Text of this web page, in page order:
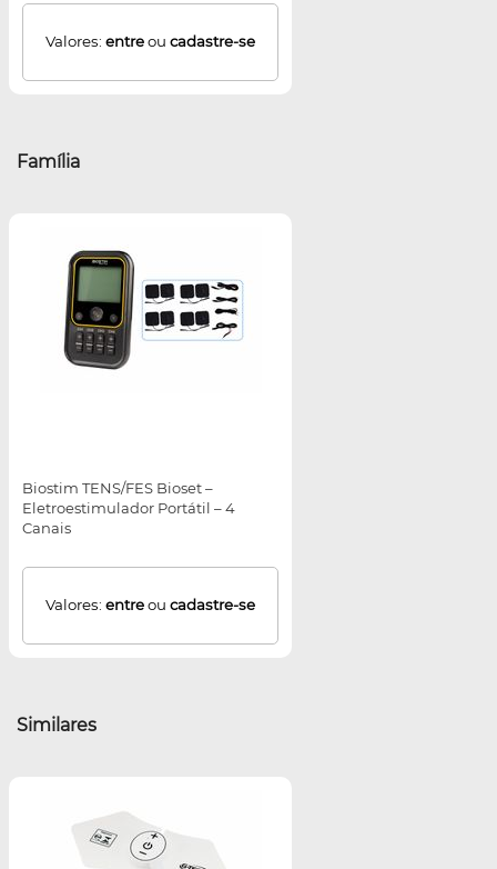
Valores: entreou cadastre-se
Família
Biostim TENS/FES Bioset –
Eletroestimulador Portátil – 4
Canais
Valores: entreou cadastre-se
Similares